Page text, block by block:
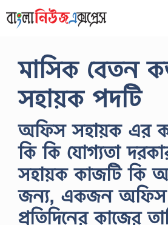
to
মাসিক বেতন
সহায়ক পদটি
অফিস সহায়ক এর
কি কি যোগ্যতা
সহায়ক কাজটি কি
জন্য, একজন অফিস
প্রতিদিনের কাজের